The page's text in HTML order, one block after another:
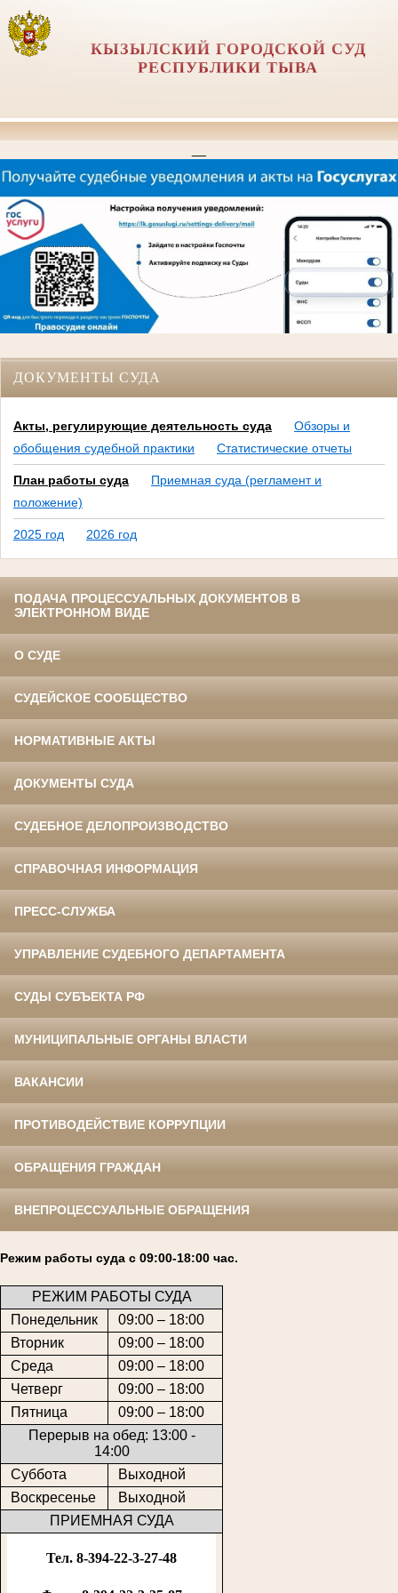
КЫЗЫЛСКИЙ ГОРОДСКОЙ СУД
РЕСПУБЛИКИ ТЫВА
ДОКУМЕНТЫ СУДА
Акты, регулирующие деятельность суда
Обзоры и
обобщения судебной практики
Статистические отчеты
План работы суда
Приемная суда (регламент и
положение)
2025 год 2026 год
ПОДАЧА ПРОЦЕССУАЛЬНЫХ ДОКУМЕНТОВ В
ЭЛЕКТРОННОМ ВИДЕ
О СУДЕ
СУДЕЙСКОЕ СООБЩЕСТВО
НОРМАТИВНЫЕ АКТЫ
ДОКУМЕНТЫ СУДА
СУДЕБНОЕ ДЕЛОПРОИЗВОДСТВО
СПРАВОЧНАЯ ИНФОРМАЦИЯ
ПРЕСС-СЛУЖБА
УПРАВЛЕНИЕ СУДЕБНОГО ДЕПАРТАМЕНТА
СУДЫ СУБЪЕКТА РФ
МУНИЦИПАЛЬНЫЕ ОРГАНЫ ВЛАСТИ
ВАКАНСИИ
ПРОТИВОДЕЙСТВИЕ КОРРУПЦИИ
ОБРАЩЕНИЯ ГРАЖДАН
ВНЕПРОЦЕССУАЛЬНЫЕ ОБРАЩЕНИЯ
Режим работы суда с 09:00-18:00 час.
РЕЖИМ РАБОТЫ СУДА
Понедельник
09:00 – 18:00
Вторник
09:00 – 18:00
Среда
09:00 – 18:00
Четверг
09:00 – 18:00
Пятница
09:00 – 18:00
Перерыв на обед: 13:00 -
14:00
Суббота
Выходной
Воскресенье
Выходной
ПРИЕМНАЯ СУДА
Тел. 8-394-22-3-27-48